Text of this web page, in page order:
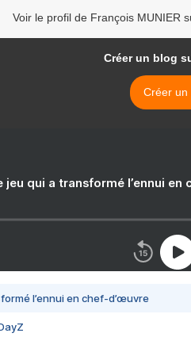
Voir le profil de François MUNIER
Créer un blog
Créer un
jeu qui a transformé l’ennui en
l’ennui en chef-d’œuvre